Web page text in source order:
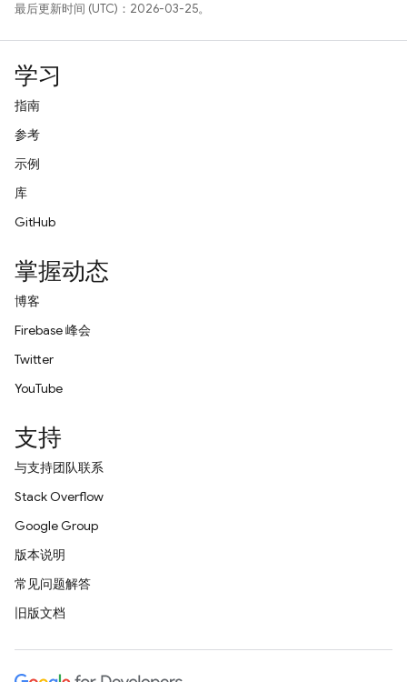
最后更新时间 (UTC)：2026-03-25。
学习
指南
参考
示例
库
GitHub
掌握动态
博客
Firebase 峰会
Twitter
YouTube
支持
与支持团队联系
Stack Overflow
Google Group
版本说明
常见问题解答
旧版文档